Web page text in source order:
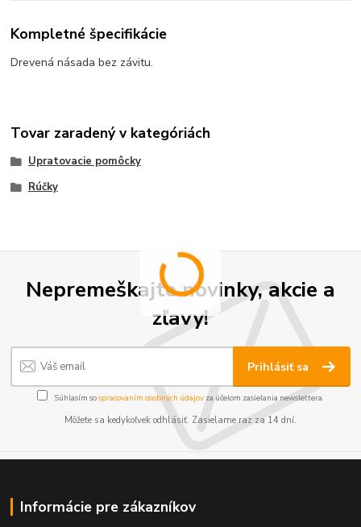
Kompletné špecifikácie
Drevená násada bez závitu.
Tovar zaradený v kategóriách
Upratovacie pomôcky
Rúčky
Nepremeškajte novinky, akcie a
zľavy!
Prihlásiť sa
Súhlasím sospracovaním osobných údajov za účelom zasielania newslettera.
Môžete sa kedykoľvek odhlásiť. Zasielame raz za 14 dní.
Informácie pre zákazníkov